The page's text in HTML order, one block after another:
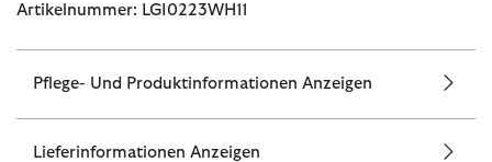
Artikelnummer: LGI0223WH11
Pflege- Und Produktinformationen Anzeigen
Lieferinformationen Anzeigen